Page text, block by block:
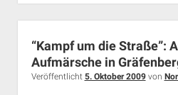
ohne
Grab
kein
Nazi-
Magnet
“Kampf um die Straße”:
Aufmärsche in
Veröffentlicht 5. Oktober 2009von